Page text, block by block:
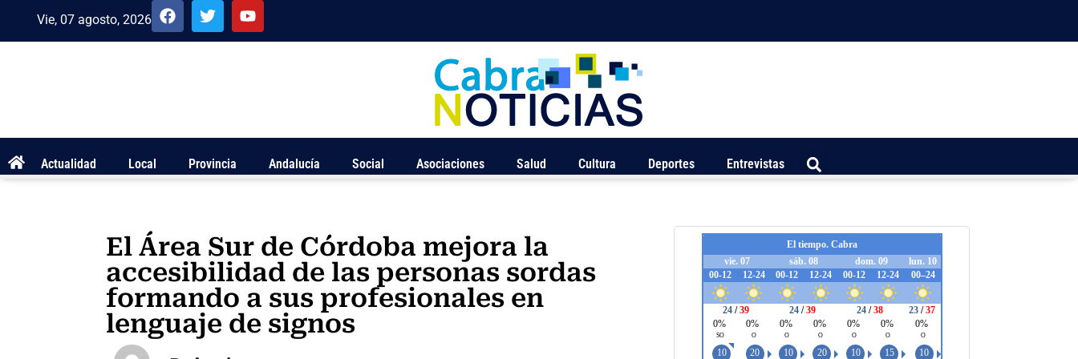
Vie, 07 agosto, 2026
Actualidad Local Provincia Andalucía Social Asociaciones Salud Cultura Deportes Entrevistas
El Área Sur de Córdoba mejora la
accesibilidad de las personas sordas
formando a sus profesionales en
lenguaje de signos